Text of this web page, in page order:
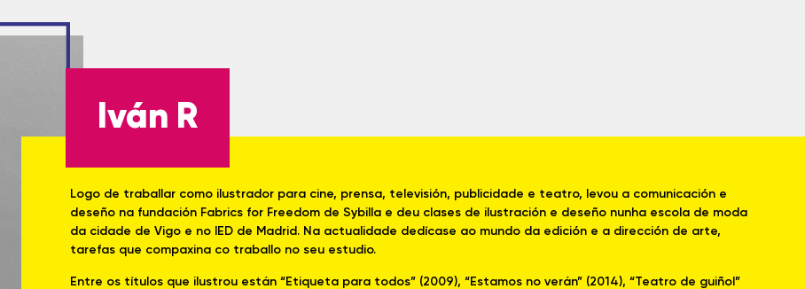
Iván R
Logo de traballar como ilustrador para cine, prensa, televisión, publicidade e teatro, levou a comunicación e
deseño na fundación Fabrics for Freedom de Sybilla e deu clases de ilustración e deseño nunha escola de moda
da cidade de Vigo e no IED de Madrid. Na actualidade dedícase ao mundo da edición e a dirección de arte,
tarefas que compaxina co traballo no seu estudio.
Entre os títulos que ilustrou están “Etiqueta para todos” (2009), “Estamos no verán” (2014), “Teatro de guiñol”